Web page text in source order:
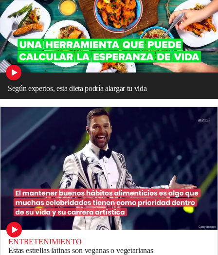
Según expertos, esta dieta podría alargar tu vida
ENTRETENIMIENTO
Estas estrellas latinas son veganas o vegetarianas